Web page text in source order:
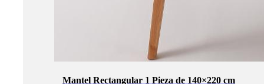
Mantel Rectangular 1 Pieza de 140×220 cm